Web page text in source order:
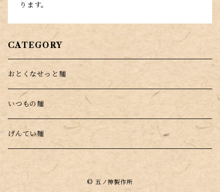
ります。
CATEGORY
おとくなせっと麺
いつもの麺
げんてい麺
© 五ノ神製作所